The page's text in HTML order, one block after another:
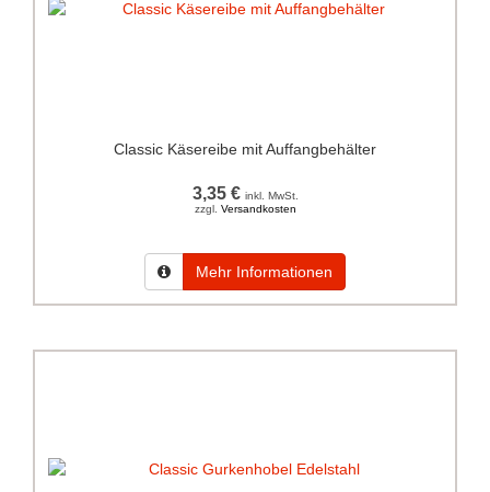
Classic Käsereibe mit Auffangbehälter
3,35 € inkl. MwSt.
zzgl. Versandkosten
Mehr Informationen